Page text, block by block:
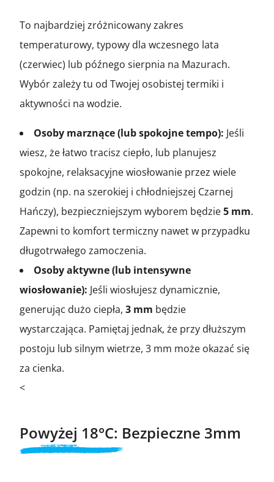
To najbardziej zróżnicowany zakres
temperaturowy, typowy dla wczesnego lata
(czerwiec) lub późnego sierpnia na Mazurach.
Wybór zależy tu od Twojej osobistej termiki i
aktywności na wodzie.
Osoby marznące (lub spokojne tempo): Jeśli
wiesz, że łatwo tracisz ciepło, lub planujesz
spokojne, relaksacyjne wiosłowanie przez wiele
godzin (np. na szerokiej i chłodniejszej Czarnej
Hańczy), bezpieczniejszym wyborem będzie5 mm.
Zapewni to komfort termiczny nawet w przypadku
długotrwałego zamoczenia.
Osoby aktywne (lub intensywne
wiosłowanie): Jeśli wiosłujesz dynamicznie,
generując dużo ciepła, 3 mm będzie
wystarczająca. Pamiętaj jednak, że przy dłuższym
postoju lub silnym wietrze, 3 mm może okazać się
za cienka.
<
Powyżej 18°C: Bezpieczne 3mm